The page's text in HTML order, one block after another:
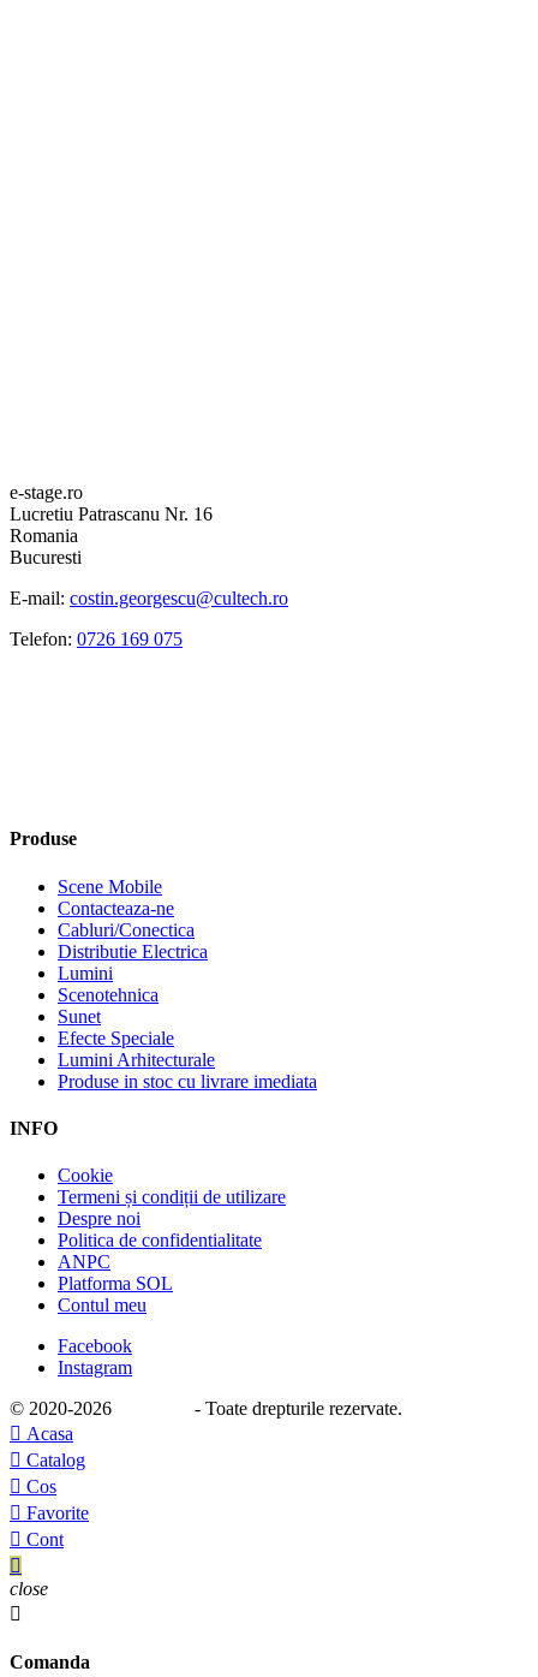
e-stage.ro
Lucretiu Patrascanu Nr. 16
Romania
Bucuresti
E-mail: costin.georgescu@cultech.ro
Telefon: 0726 169 075
Produse
Scene Mobile
Contacteaza-ne
Cabluri/Conectica
Distributie Electrica
Lumini
Scenotehnica
Sunet
Efecte Speciale
Lumini Arhitecturale
Produse in stoc cu livrare imediata
INFO
Cookie
Termeni și condiții de utilizare
Despre noi
Politica de confidentialitate
ANPC
Platforma SOL
Contul meu
Facebook
Instagram
© 2020-2026
- Toate drepturile rezervate.
 Acasa
 Catalog
 Cos
 Favorite
 Cont

close

Comanda